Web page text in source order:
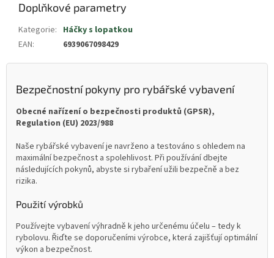
Doplňkové parametry
Kategorie: Háčky s lopatkou
EAN: 6939067098429
Bezpečnostní pokyny pro rybářské vybavení
Obecné nařízení o bezpečnosti produktů (GPSR),
Regulation (EU) 2023/988
Naše rybářské vybavení je navrženo a testováno s ohledem na
maximální bezpečnost a spolehlivost. Při používání dbejte
následujících pokynů, abyste si rybaření užili bezpečně a bez
rizika.
Použití výrobků
Používejte vybavení výhradně k jeho určenému účelu – tedy k
rybolovu. Řiďte se doporučeními výrobce, která zajišťují optimální
výkon a bezpečnost.